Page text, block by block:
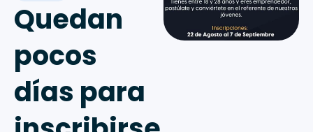
Quedan
pocos
días para